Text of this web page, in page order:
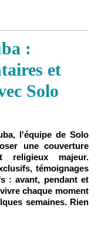
:
et
Solo
l'équipe de Solo
une couverture
religieux majeur.
témoignages
: avant, pendant et
chaque moment
semaines. Rien